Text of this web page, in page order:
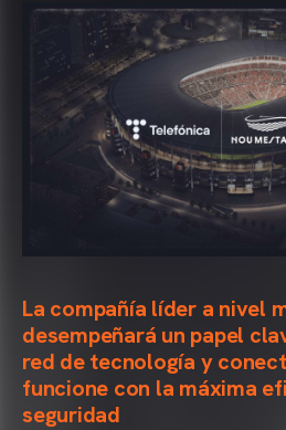
La compañía líder a nivel
desempeñará un papel
red de tecnología y
funcione con la máxima
seguridad